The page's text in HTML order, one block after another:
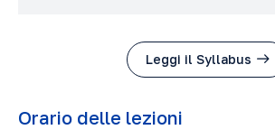
Leggi il Syllabus
Orario delle lezioni